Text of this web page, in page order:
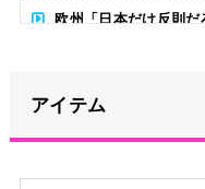
欧州「日本だけ反則
アイテム